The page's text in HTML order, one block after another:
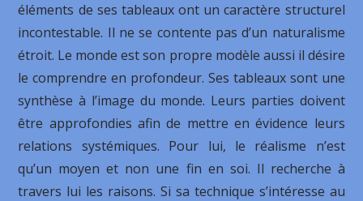
éléments de ses tableaux ont un caractère structurel
incontestable. Il ne se contente pas d’un naturalisme
étroit. Le monde est son propre modèle aussi il désire
le comprendre en profondeur. Ses tableaux sont une
synthèse à l’image du monde. Leurs parties doivent
être approfondies afin de mettre en évidence leurs
relations systémiques. Pour lui, le réalisme n’est
qu’un moyen et non une fin en soi. Il recherche à
travers lui les raisons. Si sa technique s’intéresse au